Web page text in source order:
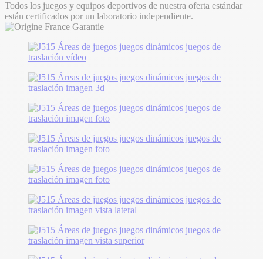
Todos los juegos y equipos deportivos de nuestra oferta estándar
están certificados por un laboratorio independiente.